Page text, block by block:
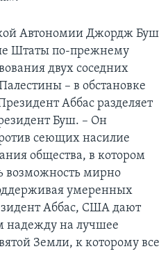
Автономии Джордж Буш
Штаты по-прежнему
двух соседних
– в обстановке
Аббас разделяет
Буш. – Он
сеющих насилие
общества, в котором
возможность мирно
умеренных
Аббас, США дают
надежду на лучшее
Земли, к которому все